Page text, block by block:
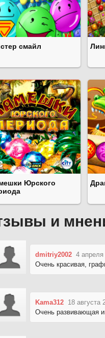
смайл
Юрского
и
dmitriy2002 4
Очень красивая,
Kama312 18 августа
Очень развивающая